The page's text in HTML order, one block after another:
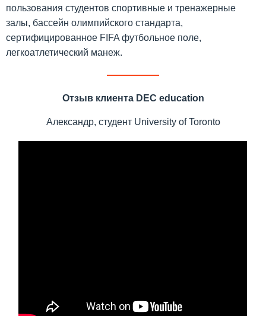
пользования студентов спортивные и тренажерные
залы, бассейн олимпийского стандарта,
сертифицированное FIFA футбольное поле,
легкоатлетический манеж.
Отзыв клиента DEC education
Александр, студент University of Toronto